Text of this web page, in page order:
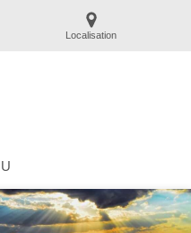
Localisation